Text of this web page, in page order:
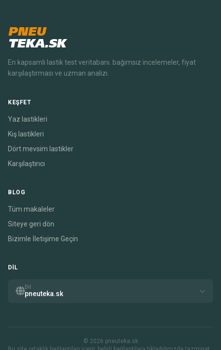
PNEU
TEKA.SK
En kapsamlı lastik test veritabanı. bağımsız incelemeler, fiyat
karşılaştırması ve uzman analizi.
KEŞFET
Yaz lastikleri
Kış lastikleri
Dört mevsim lastikler
Karşılaştırıcı
BLOG
Tüm makaleler
Siteye geri dön
Bizimle İletişime Geçin
DIL
Dil
pneuteka.sk
© 2026 pneuteka.sk